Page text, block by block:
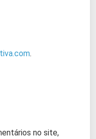
.
no site,